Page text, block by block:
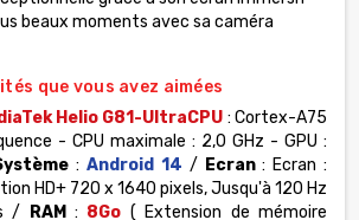
beaux moments avec sa caméra
que vous avez aimées
Helio G81-UltraCPU : Cortex-A75
- CPU maximale : 2,0 GHz - GPU :
:Android 14 / Ecran: Ecran :
HD+ 720 x 1640 pixels, Jusqu'à 120 Hz
/
RAM : 8Go ( Extension de mémoire